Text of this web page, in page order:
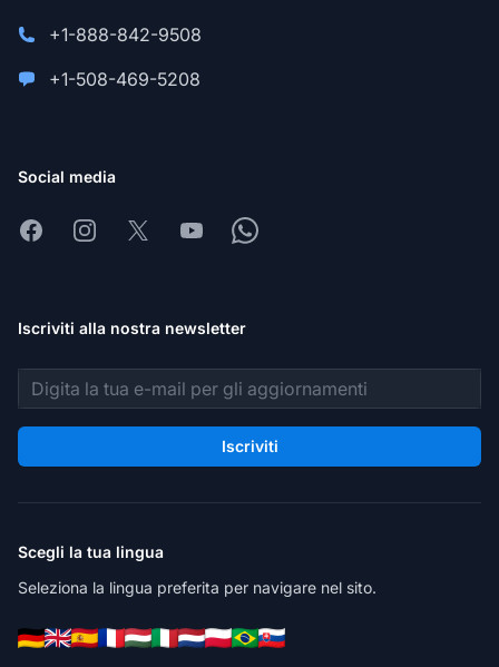
+1-888-842-9508
+1-508-469-5208
Social media
FacebookInstagram
X YoutubeWhatsapp
Iscriviti alla nostra newsletter
Indirizzo email
Iscriviti
Scegli la tua lingua
Seleziona la lingua preferita per navigare nel sito.